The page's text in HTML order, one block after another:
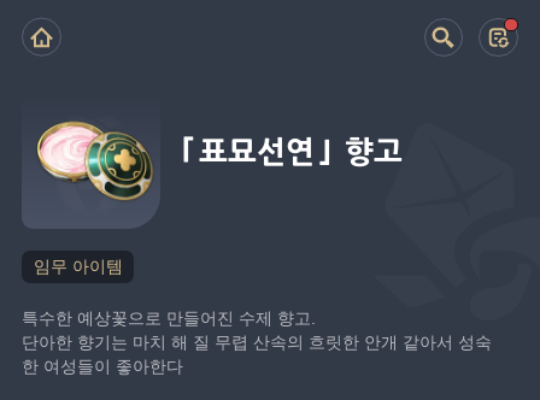
「표묘선연」 향고
임무 아이템
특수한 예상꽃으로 만들어진 수제 향고.
단아한 향기는 마치 해 질 무렵 산속의 흐릿한 안개 같아서 성숙
한 여성들이 좋아한다